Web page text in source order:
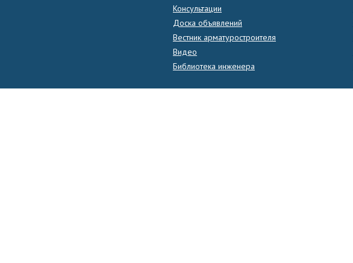
Консультации
Доска объявлений
Вестник арматуростроителя
Видео
Библиотека инженера